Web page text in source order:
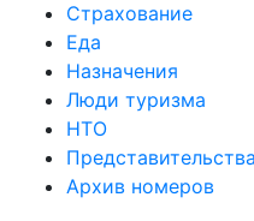
Страхование
Еда
Назначения
Люди туризма
НТО
Представительства
Архив номеров